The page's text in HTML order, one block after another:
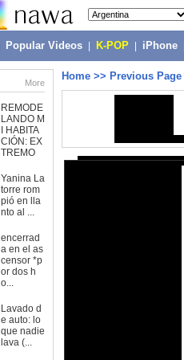
Popular Videos K-POP iPhone
More
REMODE
LANDO M
I HABITA
CIÓN: EX
TREMO
Yanina La
torre rom
pió en lla
nto al ...
encerrad
a en el as
censor *p
or dos h
o...
Lavado d
e auto: lo
que nadie
lava (...
Home >> Previous Page